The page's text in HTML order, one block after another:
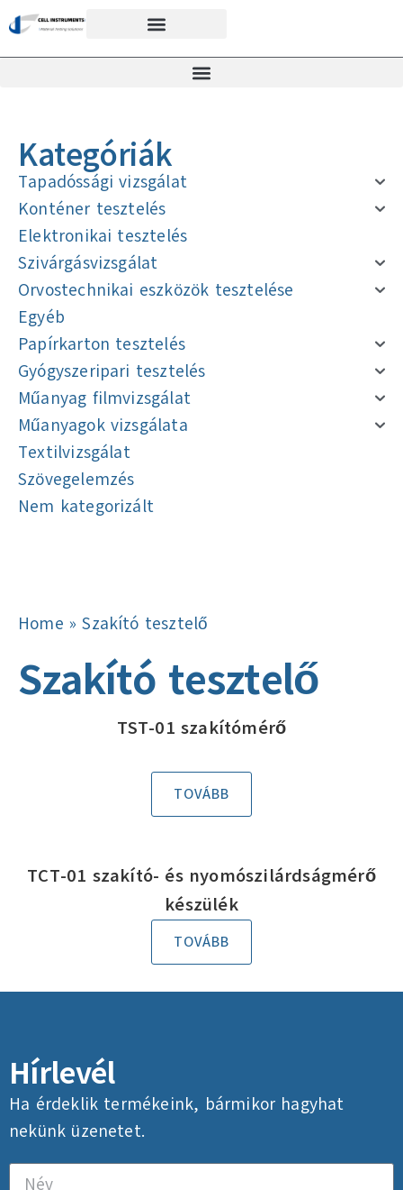
Kategóriák
Tapadóssági vizsgálat
Konténer tesztelés
Elektronikai tesztelés
Szivárgásvizsgálat
Orvostechnikai eszközök tesztelése
Egyéb
Papírkarton tesztelés
Gyógyszeripari tesztelés
Műanyag filmvizsgálat
Műanyagok vizsgálata
Textilvizsgálat
Szövegelemzés
Nem kategorizált
Home »Szakító tesztelő
Szakító tesztelő
TST-01 szakítómérő
TOVÁBB
TCT-01 szakító- és nyomószilárdságmérő
készülék
TOVÁBB
Hírlevél
Ha érdeklik termékeink, bármikor hagyhat
nekünk üzenetet.